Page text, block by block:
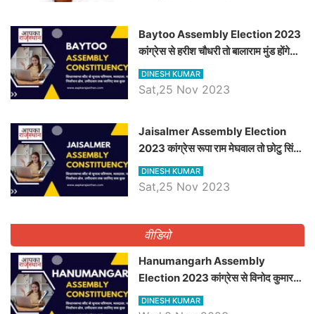
Baytoo Assembly Election 2023
कांग्रेस से हरीश चौधरी तो बालाराम मुंड होंगे
भाजपा उम्मीदवार, जानिये बायतू विधानसभा
सीट के ताजा समीकरण
DINESH KUMAR
Sat,25 Nov 2023
​​​​​​​Jaisalmer Assembly Election
2023 कांग्रेस रूपा राम मेघवाल तो छोटु सिंह
भाटी होंगे भाजपा उम्मीदवार, जानिये जैसलमेर
विधानसभा सीट के ताजा समीकरण
DINESH KUMAR
Sat,25 Nov 2023
वीडियो
Hanumangarh Assembly
Election 2023 कांग्रेस से विनोद कुमार
चौधरी तो अमित चौधरी होंगे भाजपा उम्मीदवार,
DINESH KUMAR